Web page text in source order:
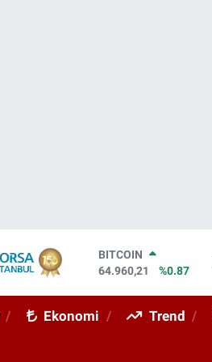
DOLAR
47,7436
%0.18
STERLİN
Ekonomi Trend